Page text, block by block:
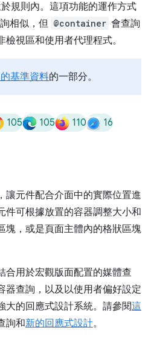
規則內。這項功能的運作方式
相似，但 @container 會查詢
視區和使用者代理程式。
基準資料的一部分。
105 105 110 16
讓元件配合介面中的實際位置進
件可根據放置的容器調整大小和
塊，或是頁面主體內的格狀區塊
合用於宏觀版面配置的媒體查
器查詢，以及以使用者偏好設定
大的回應式設計系統。請參閱這
詢和新的回應式設計。